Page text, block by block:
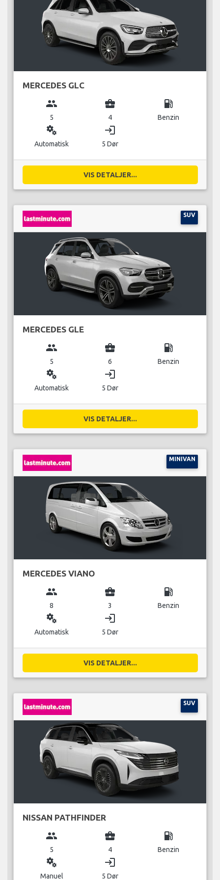
MERCEDES GLC
group
5
business_center
4
local_gas_station
Benzin
miscellaneous_services
Automatisk
login
5 Dør
VIS DETALJER...
SUV
MERCEDES GLE
group
5
business_center
6
local_gas_station
Benzin
miscellaneous_services
Automatisk
login
5 Dør
VIS DETALJER...
MINIVAN
MERCEDES VIANO
group
8
business_center
3
local_gas_station
Benzin
miscellaneous_services
Automatisk
login
5 Dør
VIS DETALJER...
SUV
NISSAN PATHFINDER
group
5
business_center
4
local_gas_station
Benzin
miscellaneous_services
Manuel
login
5 Dør